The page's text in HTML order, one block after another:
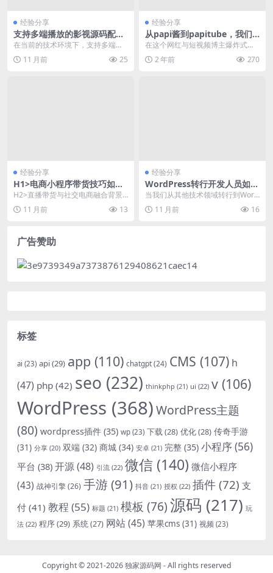
经验分享
支持多端播放的影视源码配置
与问题排查
在当前的技术环境下，支持多端播
放的影视源码成为了许多开发者关
注的热点。本文将围绕...
11 月前 25
经验分享
从papi酱到papitube，我们
可以从这位初代网红身上学到
什么？
在这个网红与短视频博主爆炸式迸
发的时代，这句口头禅很多人应该
不陌生。因为作为短视...
2 年前 270
经验分享
H1>电商小程序带货技巧如何
实现高效直播带货与社交电商
转化
H2>直播带货与社交电商融合背景
下的核心需求分析 H3>当前用户搜
索...11 月前 13
经验分享
WordPress转行开发人员如何
解决常见白屏错误
当我们从其他技术领域转行到Word
Press开发时，可能会遇到各种棘手
的问题。其...
11 月前 16
广告赞助
标签
ai (23) api(29) app (110) chatgpt(24) CMS (107) h
(47) php (42) seo (232) thinkphp (21) ui (22) v (106)
WordPress (368)WordPress主题
(80) wordpress插件 (35) wp (23) 下载(28) 优化(28) 传奇手游
(31) 分享 (20) 双端 (32) 商城 (34) 安卓 (21) 完整 (35) 小程序(56)
平台 (38) 开源(48) 引流 (22) 微信 (140) 微信小程序
(43) 战神引擎(26) 手游(91) 抖音 (21) 授权 (22) 插件 (72) 支
付 (41) 教程 (55) 标题 (21) 模板 (76)源码 (217) 玩
法 (22) 程序(29) 系统(27) 网站(45) 苹果cms (31) 视频 (23)
Copyright © 2021-2026独家源码网 - All rights reserved